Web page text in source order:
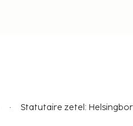
Statutaire zetel: